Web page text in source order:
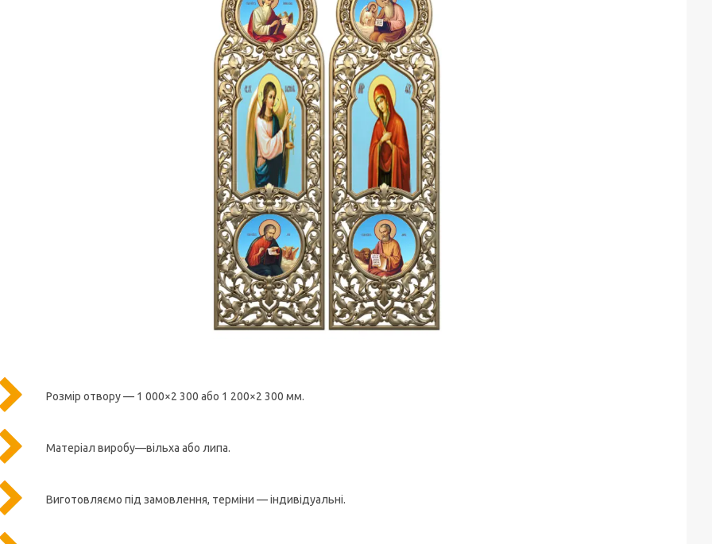
Розмір отвору — 1 000×2 300 або 1 200×2 300 мм.
Матеріал виробу—вільха або липа.
Виготовляємо під замовлення, терміни — індивідуальні.